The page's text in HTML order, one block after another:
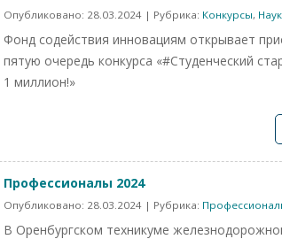
Опубликовано: 28.03.2024 | Рубрика: Конкурсы,
Фонд содействия инновациям открывает
пятую очередь конкурса «#Студенческий
1 миллион!»
Профессионалы 2024
Опубликовано: 28.03.2024 | Рубрика:
В Оренбургском техникуме